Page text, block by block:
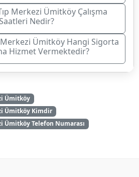
Merkezi Ümitköy Çalışma
Saatleri Nedir?
Merkezi Ümitköy Hangi Sigorta
Hizmet Vermektedir?
Ümitköy
Ümitköy Kimdir
Ümitköy Telefon Numarası